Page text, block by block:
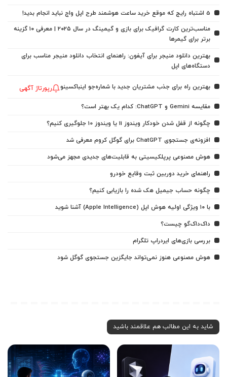
5 اشتباه رایج که موقع خرید ساعت هوشمند طرح اپل واچ نباید انجام بدید!
مناسب‌ترین کارت گرافیک برای بازی و گیمینگ در سال ۲۰۲۵ | معرفی ۱۰ گزینه
برتر برای گیمرها
بهترین دانلود منیجر برای آیفون: راهنمای انتخاب دانلود منیجر مناسب برای
دستگاه‌های اپل
بهترین راه برای جذب مشتریان جدید با شماره‌جو اینباکسینو رپورتاژ آگهی
مقایسه Gemini و ChatGPT: کدام یک بهتر است؟
چگونه از قفل شدن خودکار ویندوز 11 یا ویندوز 10 جلوگیری کنیم؟
افزونه‌ی جستجوی ChatGPT برای گوگل کروم معرفی شد
هوش مصنوعی پرپلکیسیتی به قابلیت‌های جدیدی مجهز می‌شود
راهنمای خرید دوربین ثبت وقایع خودرو
چگونه حساب جیمیل هک شده را بازیابی کنیم؟
با ۱۰ ویژگی اولیه هوش اپل (Apple Intelligence) آشنا شوید
داک‌داک‌گو چیست؟
بررسی بازی‌های ایردراپ تلگرام
هوش مصنوعی هنوز نمی‌تواند جایگزین جستجوی گوگل شود
شاید به این مطالب هم علاقمند باشید